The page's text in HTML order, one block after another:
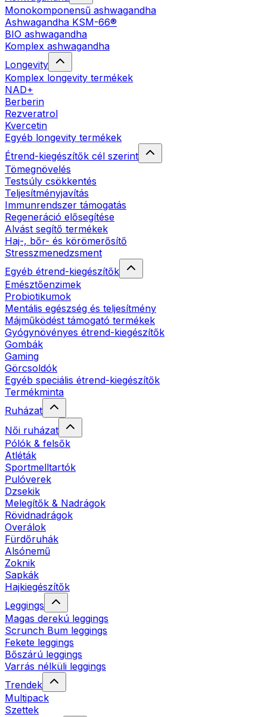
Monokomponensű ashwagandha
Ashwagandha KSM-66®
BIO ashwagandha
Komplex ashwagandha
Longevity
Komplex longevity termékek
NAD+
Berberin
Rezveratrol
Kvercetin
Egyéb longevity termékek
Étrend-kiegészítők cél szerint
Tömegnövelés
Testsúly csökkentés
Teljesítményjavítás
Immunrendszer támogatás
Regeneráció elősegítése
Alvást segítő termékek
Haj-, bőr- és körömerősítő
Stresszmenedzsment
Egyéb étrend-kiegészítők
Emésztőenzimek
Probiotikumok
Mentális egészség és teljesítmény
Májműködést támogató termékek
Gyógynövényes étrend-kiegészítők
Gombák
Gaming
Görcsoldók
Egyéb speciális étrend-kiegészítők
Termékminta
Ruházat
Női ruházat
Pólók & felsők
Atléták
Sportmelltartók
Pulóverek
Dzsekik
Melegítők & Nadrágok
Rövidnadrágok
Overálok
Fürdőruhák
Alsónemű
Zoknik
Sapkák
Hajkiegészítők
Leggings
Magas derekú leggings
Scrunch Bum leggings
Fekete leggings
Bőszárú leggings
Varrás nélküli leggings
Trendek
Multipack
Szettek